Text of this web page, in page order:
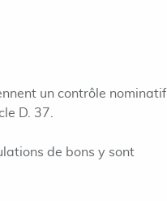
un contrôle nominatif
D. 37.
de bons y sont